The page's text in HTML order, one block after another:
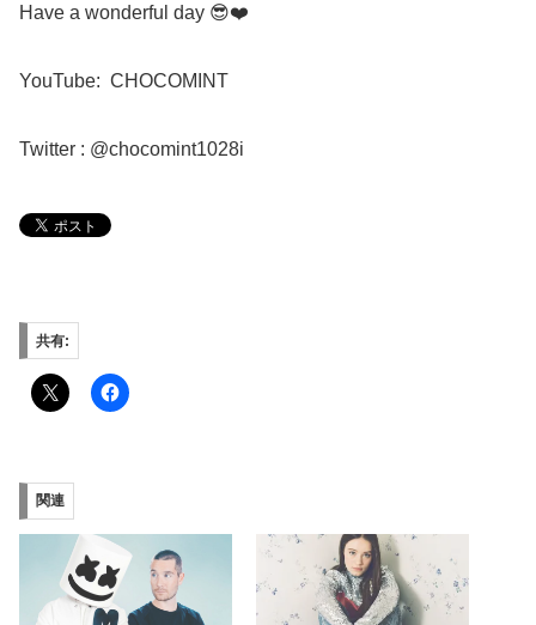
Have a wonderful day 😎❤️
YouTube: CHOCOMINT
Twitter : @chocomint1028i
共有:
関連